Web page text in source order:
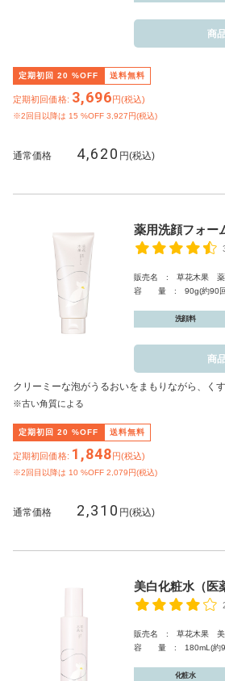
商
定期初回 20 %OFF 送料無料
定期初回価格: 3,696円(税込)
※2回目以降は 15 %OFF 3,927円(税込)
通常価格 4,620 円(税込)
薬用洗顔フォー
販売名 : 草花木果 薬
容 量 : 90g(約90回
洗顔料
商
クリーミーな泡がうるおいをまもりながら、く
※古い角質による
定期初回 20 %OFF 送料無料
定期初回価格: 1,848円(税込)
※2回目以降は 10 %OFF 2,079円(税込)
通常価格 2,310 円(税込)
美白化粧水（医
販売名 : 草花木果 美
容 量 : 180mL(約
化粧水